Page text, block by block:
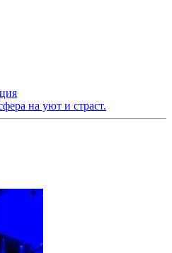
на уют и страст.